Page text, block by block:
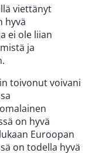
viettänyt
hyvä
ei ole liian
ja
toivonut voivani
on hyvä
Euroopan
on todella hyvä